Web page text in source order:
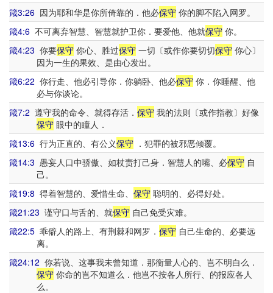
箴3:26 因为耶和华是你所倚靠的．他必保守 你的脚不陷入网罗。
箴4:6 不可离弃智慧、智慧就护卫你．要爱他、他就保守 你。
箴4:23 你要保守 你心、胜过保守 一切〔或作你要切切保守 你心〕
因为一生的果效、是由心发出。
箴6:22 你行走、他必引导你．你躺卧、他必保守 你．你睡醒、他
必与你谈论。
箴7:2 遵守我的命令、就得存活． 保守 我的法则〔或作指教〕好像
保守眼中的瞳人．
箴13:6 行为正直的、有公义保守 ．犯罪的被邪恶倾覆。
箴14:3 愚妄人口中骄傲、如杖责打己身．智慧人的嘴、必保守 自
己。
箴19:8 得着智慧的、爱惜生命、 保守 聪明的、必得好处。
箴21:23 谨守口与舌的、就保守 自己免受灾难。
箴22:5 乖僻人的路上、有荆棘和网罗． 保守 自己生命的、必要远
离。
箴24:12 你若说、这事我未曾知道．那衡量人心的、岂不明白么．
保守你命的岂不知道么．他岂不按各人所行、的报应各人
么。